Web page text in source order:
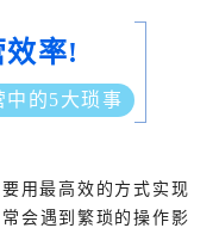
率!
中的5大琐事
用最高效的方式实现
会遇到繁琐的操作影